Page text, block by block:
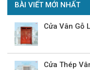
BÀI VIẾT MỚI NHẤT
Cửa Vân Gỗ
Cửa Thép